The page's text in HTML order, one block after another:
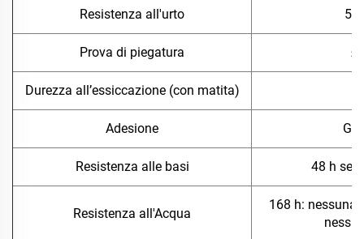
Resistenza all'urto 50
Prova di piegatura
Durezza all’essiccazione (con matita)
Adesione
Resistenza alle basi 48 h
Resistenza all'Acqua
168 h: nessuna